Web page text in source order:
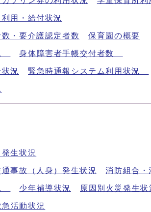
用・給付状況
・要介護認定者数 保育園の概要
身体障害者手帳交付者数
況 緊急時通報システム利用状況
生状況
事故（人身）発生状況 消防組合・
少年補導状況 原因別火災発生状
急活動状況